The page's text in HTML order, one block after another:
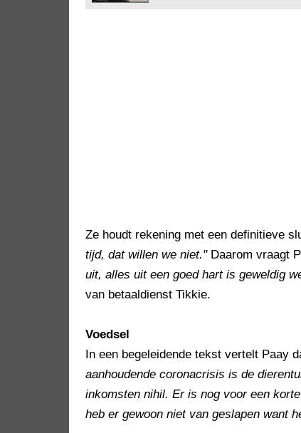
Ze houdt rekening met een definitieve
tijd, dat willen we niet."Daarom vraagt
uit, alles uit een goed hart is geweldig
van betaaldienst Tikkie.
Voedsel
In een begeleidende tekst vertelt Paay
aanhoudende coronacrisis is de
inkomsten nihil. Er is nog voor een
heb er gewoon niet van geslapen want